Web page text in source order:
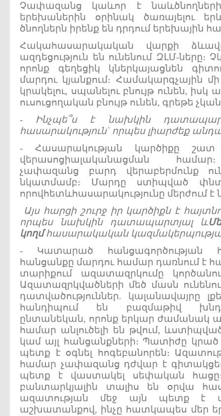
Չափազանց կաևոր է
երեխաներին օրինակ ծառայելու
ծնողներն իրենք են դրդում երեխային
Հակահասարակական վարքի
ազդեցություն են ունենում ԶԼՄ-
որոնք գեղեցիկ կներկայացնեն
մարդու կյանքում։ Համակարգչային
կրակելու, սպանելու բնույթ ունեն,
ուսուցողական բնույթ ունեն, գրեթե
- Ինչպե՞ս է նախկին
հասարակություն` որպես լիարժեք
- Հասարակության կարծիքը
վերասոցիալականացման համար։
չափազանց բարդ վերաբերմունք
նկատմամբ։ Մարդը ստիպված
որովհետևհասարակությունը մերժում է
Այս հարցի շուրջ իր կարծիքն է
որպես
նախկին դատապարտյալ և
կողմ հասարակական
- Կատարած հանցագործության
հանցանքը մարդու համար դառնում է
տարիքում ազատազրկումը
Ազատազրկվածների մեծ մասն
դատվածություններ. կալանավայրը
հանդիպում են բազմաթիվ
ընտանեկան, որոնք երկար ժամանակ
համար անլուծելի են թվում,
կամ այլ հանցանքների։ Պատիժը
պետք է օգնել հոգեբանորեն։
համար չափազանց դժվար է
պետք է վաստակել սեփական
բանտարկյալին տալիս են օրվա
ազատության մեջ այն պետք է
աշխատանքով, ինչը հատկապես մեր